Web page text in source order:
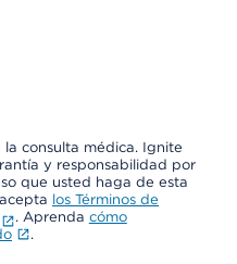
consulta médica. Ignite
y responsabilidad por
que usted haga de esta
los Términos de
. Aprenda cómo
.